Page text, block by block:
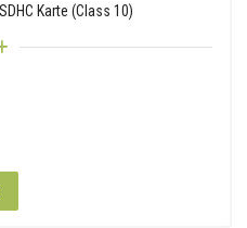
Karte (Class 10)